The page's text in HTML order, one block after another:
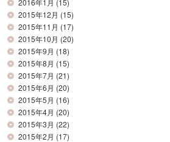
2015年12月 (15)
2015年11月 (17)
2015年10月 (20)
2015年9月 (18)
2015年8月 (15)
2015年7月 (21)
2015年6月 (20)
2015年5月 (16)
2015年4月 (20)
2015年3月 (22)
2015年2月 (17)